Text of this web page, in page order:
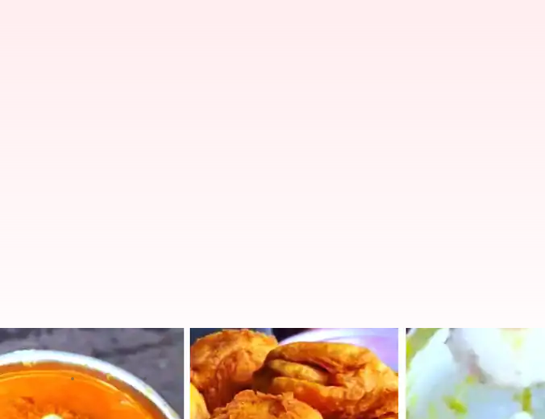
अब बाजार में आया 'इडली वड़ा' नामक अजीबोगरीब फूड
लेखन अंजली Aug 09, 2023 06:59 pm